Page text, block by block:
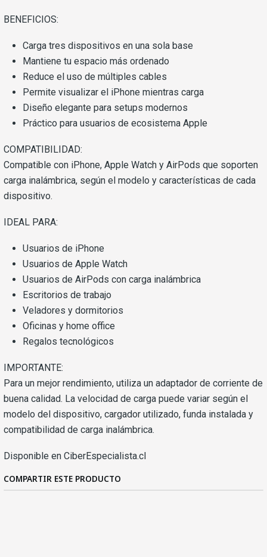
BENEFICIOS:
Carga tres dispositivos en una sola base
Mantiene tu espacio más ordenado
Reduce el uso de múltiples cables
Permite visualizar el iPhone mientras carga
Diseño elegante para setups modernos
Práctico para usuarios de ecosistema Apple
COMPATIBILIDAD:
Compatible con iPhone, Apple Watch y AirPods que soporten
carga inalámbrica, según el modelo y características de cada
dispositivo.
IDEAL PARA:
Usuarios de iPhone
Usuarios de Apple Watch
Usuarios de AirPods con carga inalámbrica
Escritorios de trabajo
Veladores y dormitorios
Oficinas y home office
Regalos tecnológicos
IMPORTANTE:
Para un mejor rendimiento, utiliza un adaptador de corriente de
buena calidad. La velocidad de carga puede variar según el
modelo del dispositivo, cargador utilizado, funda instalada y
compatibilidad de carga inalámbrica.
Disponible en CiberEspecialista.cl
COMPARTIR ESTE PRODUCTO